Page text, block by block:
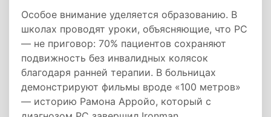
Особое внимание уделяется образованию. В
школах проводят уроки, объясняющие, что РС
— не приговор: 70% пациентов сохраняют
подвижность без инвалидных колясок
благодаря ранней терапии. В больницах
демонстрируют фильмы вроде «100 метров»
— историю Рамона Арройо, который с